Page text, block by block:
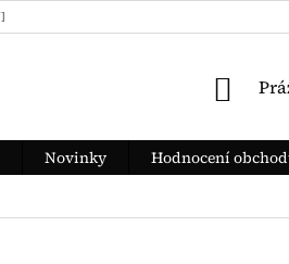
OCHRANY OSOBNÍCH ÚDAJŮ
Novinky Hodnocení